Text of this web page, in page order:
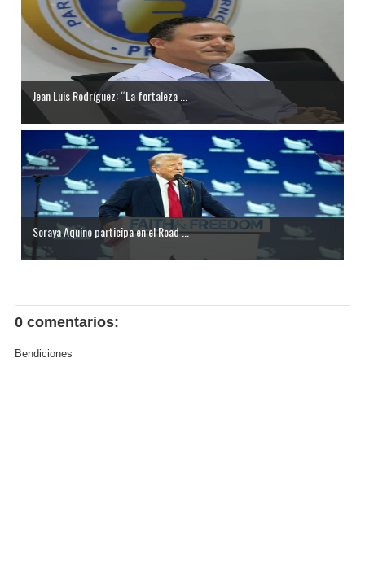
Jean Luis Rodríguez: “La fortaleza ...
Soraya Aquino participa en el Road ...
0 comentarios:
Bendiciones